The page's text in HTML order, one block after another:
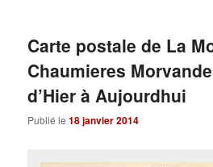
Carte postale de La
Chaumieres
d’Hier à Aujourdhui
Publié le18 janvier 2014